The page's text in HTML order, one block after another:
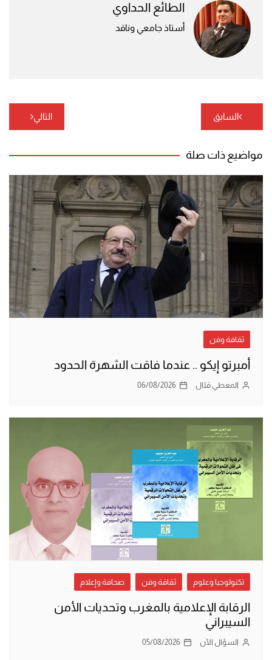
الطائع الحداوي
أستاذ جامعي وناقد
تصفّح
المقالات
السابق التالي
مواضيع ذات صلة
ثقافة وفن
أمبرتو إيكو .. عندما فاقت الشهرة الحدود
المعطي قبّال 06/08/2026
تكنولوجيا وعلوم ثقافة وفن صحافة وإعلام
الرقابة الإعلامية بالمغرب وتحديات الأمن
السيبراني
السؤال الآن 05/08/2026